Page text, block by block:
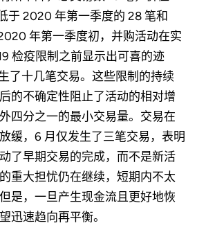
于 2020 年第一季度的 28 笔和
年第一季度初，并购活动在实
检疫限制之前显示出可喜的迹
了十几笔交易。这些限制的持续
的不确定性阻止了活动的相对增
四分之一的最小交易量。交易在
缓，6 月仅发生了三笔交易，表明
了早期交易的完成，而不是新活
重大担忧仍在继续，短期内不太
是，一旦产生现金流且更好地恢
迅速趋向再平衡。